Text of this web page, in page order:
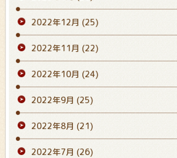
2022年12月 (25)
2022年11月 (22)
2022年10月 (24)
2022年9月 (25)
2022年8月 (21)
2022年7月 (26)